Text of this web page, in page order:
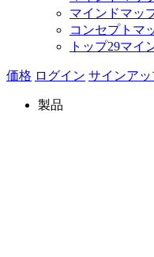
マインドマッ
コンセプトマ
トップ29マイ
価格 ログイン サインアッ
製品